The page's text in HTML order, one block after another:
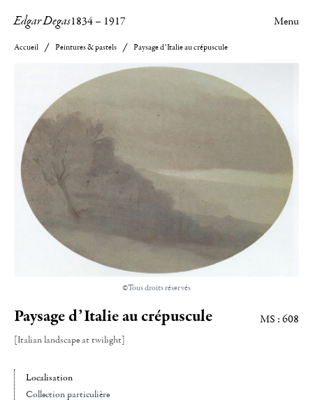
Edgar Degas1834– 1917 Menu
Accueil Peintures & pastels Paysage d’Italie au crépuscule
©Tous droits réservés
Paysage d’Italie au crépuscule
[Italian landscape at twilight]
MS : 608
Localisation
Collection particulière